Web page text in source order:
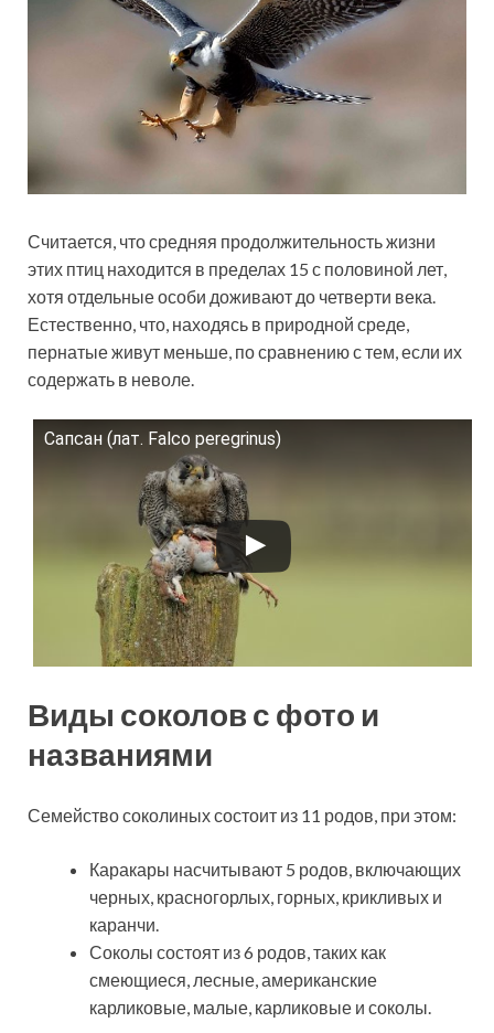
Считается, что средняя продолжительность жизни
этих птиц находится в пределах 15 с половиной лет,
хотя отдельные особи доживают до четверти века.
Естественно, что, находясь в природной среде,
пернатые живут меньше, по сравнению с тем, если их
содержать в неволе.
Сапсан (лат. Falco peregrinus)
Смотрите это видео на YouTube
Виды соколов с фото и
названиями
Семейство соколиных состоит из 11 родов, при этом:
Каракары насчитывают 5 родов, включающих
черных, красногорлых, горных, крикливых и
каранчи.
Соколы состоят из 6 родов, таких как
смеющиеся, лесные, американские
карликовые, малые, карликовые и соколы.